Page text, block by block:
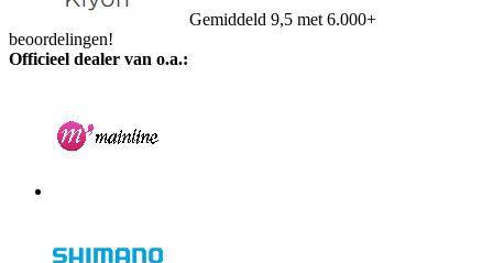
Gemiddeld 9,5 met 6.000+
beoordelingen!
Officieel dealer van o.a.: